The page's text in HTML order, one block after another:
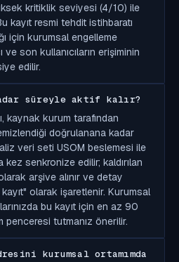
kritiklik seviyesi (4/10) ile
Bu kayıt resmi tehdit istihbaratı
için kurumsal engelleme
ve son kullanıcıların erişiminin
edilir.
süreyle aktif kalır?
kaynak kurum tarafından
doğrulanana kadar
veri seti USOM beslemesi ile
senkronize edilir; kaldırılan
arşive alınır ve detay
olarak işaretlenir. Kurumsal
bu kayıt için en az 90
penceresi tutmanız önerilir.
kurumsal ortamımda